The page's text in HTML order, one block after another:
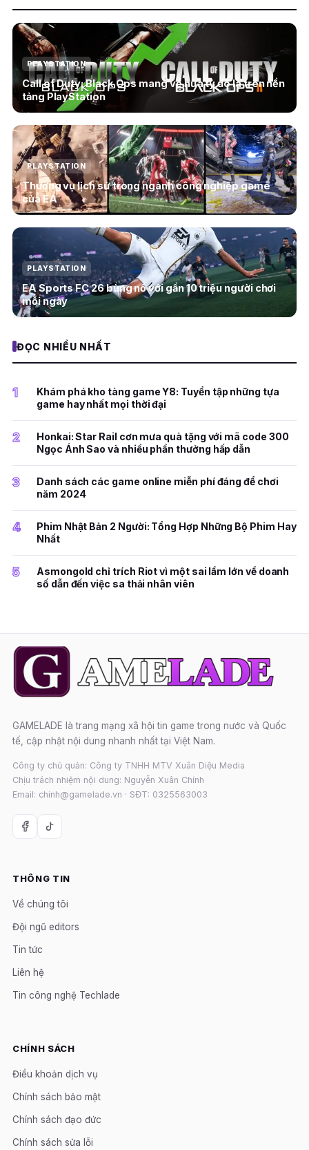
PLAYSTATION
Call of Duty: Black Ops mang về nửa tỷ đô la trên nền
tảng PlayStation
PLAYSTATION
Thương vụ lịch sử trong ngành công nghiệp game
của EA
PLAYSTATION
EA Sports FC 26 bùng nổ với gần 10 triệu người chơi
mỗi ngày
ĐỌC NHIỀU NHẤT
1
Khám phá kho tàng game Y8: Tuyển tập những tựa
game hay nhất mọi thời đại
2
Honkai: Star Rail cơn mưa quà tặng với mã code 300
Ngọc Ánh Sao và nhiều phần thưởng hấp dẫn
3
Danh sách các game online miễn phí đáng để chơi
năm 2024
4
Phim Nhật Bản 2 Người: Tổng Hợp Những Bộ Phim Hay
Nhất
5
Asmongold chỉ trích Riot vì một sai lầm lớn về doanh
số dẫn đến việc sa thải nhân viên
GAMELADE là trang mạng xã hội tin game trong nước và Quốc
tế, cập nhật nội dung nhanh nhất tại Việt Nam.
Công ty chủ quản: Công ty TNHH MTV Xuân Diệu Media
Chịu trách nhiệm nội dung: Nguyễn Xuân Chính
Email: chinh@gamelade.vn · SĐT: 0325563003
THÔNG TIN
Về chúng tôi
Đội ngũ editors
Tin tức
Liên hệ
Tin công nghệ Techlade
CHÍNH SÁCH
Điều khoản dịch vụ
Chính sách bảo mật
Chính sách đạo đức
Chính sách sửa lỗi